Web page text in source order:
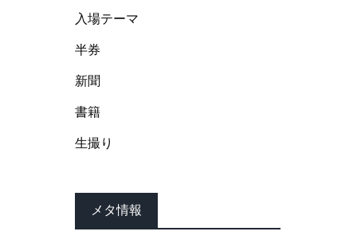
入場テーマ
半券
新聞
書籍
生撮り
メタ情報